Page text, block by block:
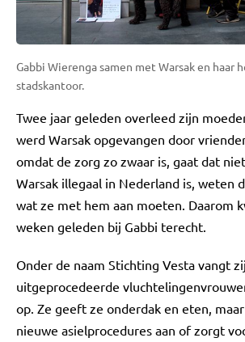
Gabbi Wierenga samen met Warsak en haar
stadskantoor.
Twee jaar geleden overleed zijn
werd Warsak opgevangen door
omdat de zorg zo zwaar is, gaat dat
Warsak illegaal in Nederland is, weten
wat ze met hem aan moeten. Daarom
weken geleden bij Gabbi terecht.
Onder de naam Stichting Vesta vangt
uitgeprocedeerde
op. Ze geeft ze onderdak en eten,
nieuwe asielprocedures aan of zorgt